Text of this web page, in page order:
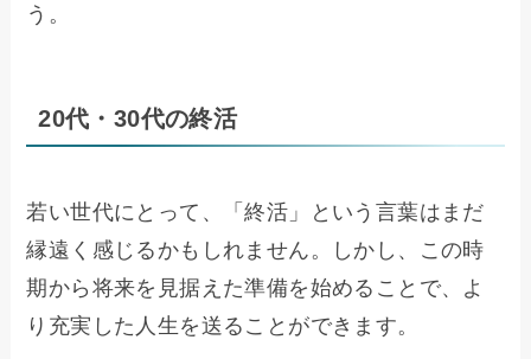
う。
20代・30代の終活
若い世代にとって、「終活」という言葉はまだ
縁遠く感じるかもしれません。しかし、この時
期から将来を見据えた準備を始めることで、よ
り充実した人生を送ることができます。